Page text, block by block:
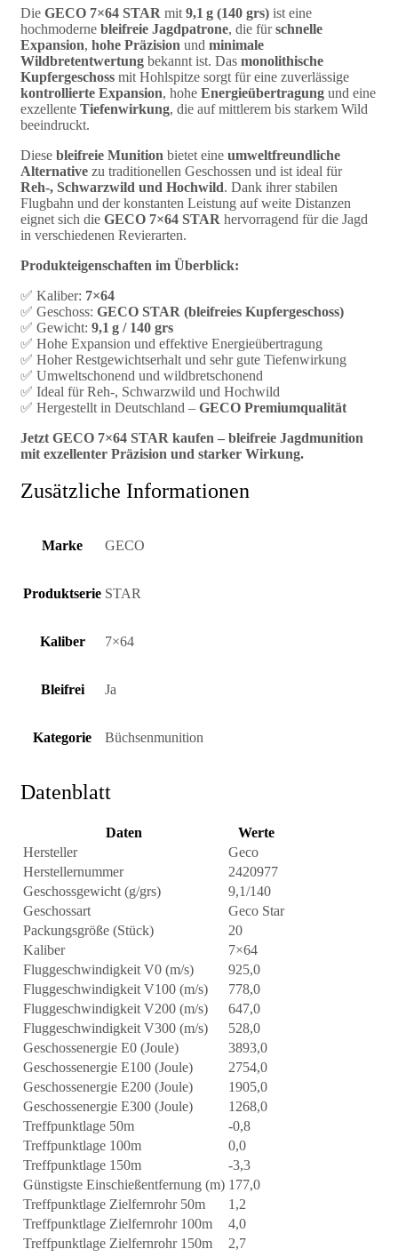
Die GECO 7×64 STAR mit 9,1 g (140 grs) ist eine
hochmoderne bleifreie Jagdpatrone, die fürschnelle
Expansion, hohe Präzision und minimale
Wildbretentwertung bekannt ist. Das monolithische
Kupfergeschoss mit Hohlspitze sorgt für eine zuverlässige
kontrollierte Expansion, hohe Energieübertragung und eine
exzellente Tiefenwirkung, die auf mittlerem bis starkem Wild
beeindruckt.
Diese bleifreie Munition bietet eine umweltfreundliche
Alternative zu traditionellen Geschossen und ist ideal für
Reh-, Schwarzwild und Hochwild. Dank ihrer stabilen
Flugbahn und der konstanten Leistung auf weite Distanzen
eignet sich die GECO 7×64 STAR hervorragend für die Jagd
in verschiedenen Revierarten.
Produkteigenschaften im Überblick:
✅ Kaliber: 7×64
✅ Geschoss: GECO STAR (bleifreies Kupfergeschoss)
✅ Gewicht: 9,1 g / 140 grs
✅ Hohe Expansion und effektive Energieübertragung
✅ Hoher Restgewichtserhalt und sehr gute Tiefenwirkung
✅ Umweltschonend und wildbretschonend
✅ Ideal für Reh-, Schwarzwild und Hochwild
✅ Hergestellt in Deutschland – GECO Premiumqualität
Jetzt GECO 7×64 STAR kaufen – bleifreie Jagdmunition
mit exzellenter Präzision und starker Wirkung.
Zusätzliche Informationen
Marke GECO
Produktserie STAR
Kaliber 7×64
Bleifrei Ja
Kategorie Büchsenmunition
Datenblatt
Daten
Werte
Hersteller
Geco
Herstellernummer
2420977
Geschossgewicht (g/grs)
9,1/140
Geschossart
Geco Star
Packungsgröße (Stück)
20
Kaliber
7×64
Fluggeschwindigkeit V0 (m/s)
925,0
Fluggeschwindigkeit V100 (m/s)
778,0
Fluggeschwindigkeit V200 (m/s)
647,0
Fluggeschwindigkeit V300 (m/s)
528,0
Geschossenergie E0 (Joule)
3893,0
Geschossenergie E100 (Joule)
2754,0
Geschossenergie E200 (Joule)
1905,0
Geschossenergie E300 (Joule)
1268,0
Treffpunktlage 50m
-0,8
Treffpunktlage 100m
0,0
Treffpunktlage 150m
-3,3
Günstigste Einschießentfernung (m) 177,0
Treffpunktlage Zielfernrohr 50m
1,2
Treffpunktlage Zielfernrohr 100m
4,0
Treffpunktlage Zielfernrohr 150m
2,7